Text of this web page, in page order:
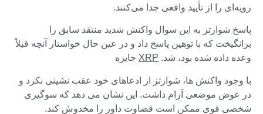
رویه‌ای را از تأیید واقعی جدا می‌کنند.
پاسخ شوارتز به این سوال واکنش شدید منتقد سابق را
برانگیخت که با توهین پاسخ داد و در عین حال خواستار آنچه قبلاً
وعده داده شده بود، شد. XRP جایزه
با وجود واکنش ها، شوارتز از ادعاهای خود عقب نشینی نکرد و
در عوض موضعی آرام داشت. این نشان می دهد که سوگیری
شخصی قوی ممکن است قضاوت داور را مخدوش کند.